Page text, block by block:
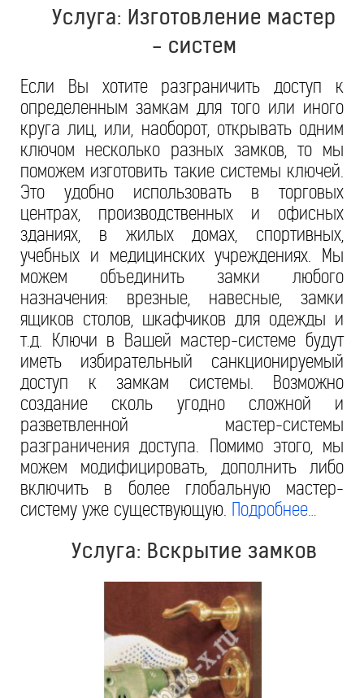
Услуга: Изготовление мастер
- систем
Если Вы хотите разграничить доступ к
определенным замкам для того или иного
круга лиц, или, наоборот, открывать одним
ключом несколько разных замков, то мы
поможем изготовить такие системы ключей.
Это удобно использовать в торговых
центрах, производственных и офисных
зданиях, в жилых домах, спортивных,
учебных и медицинских учреждениях. Мы
можем объединить замки любого
назначения: врезные, навесные, замки
ящиков столов, шкафчиков для одежды и
т.д. Ключи в Вашей мастер-системе будут
иметь избирательный санкционируемый
доступ к замкам системы. Возможно
создание сколь угодно сложной и
разветвленной мастер-системы
разграничения доступа. Помимо этого, мы
можем модифицировать, дополнить либо
включить в более глобальную мастер-
систему уже существующую. Подробнее…
Услуга: Вскрытие замков